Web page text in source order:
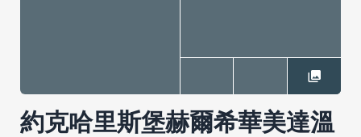
約克哈里斯堡赫爾希華美達溫